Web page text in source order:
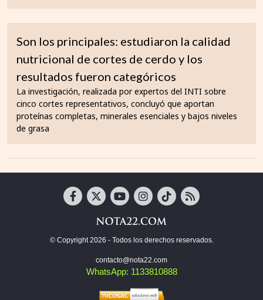
Son los principales: estudiaron la calidad
nutricional de cortes de cerdo y los
resultados fueron categóricos
La investigación, realizada por expertos del INTI sobre
cinco cortes representativos, concluyó que aportan
proteínas completas, minerales esenciales y bajos niveles
de grasa
© Copyright 2026 - Todos los derechos reservados.
contacto@nota22.com
WhatsApp: 1133810888